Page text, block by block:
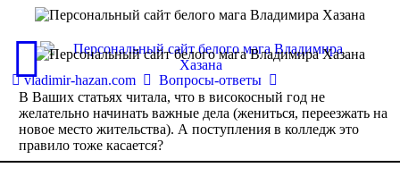
vladimir-hazan.com
Вопросы-ответы
В Ваших статьях читала, что в високосный год не
желательно начинать важные дела (жениться, переезжать на
новое место жительства). А поступления в колледж это
правило тоже касается?